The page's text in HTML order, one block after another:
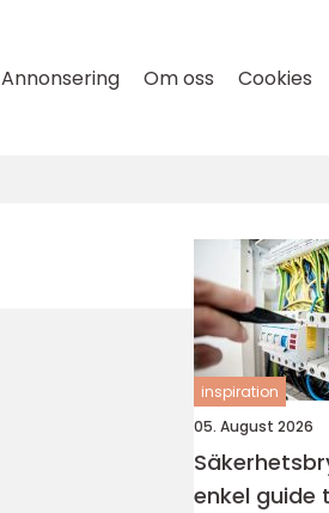
Annonsering Om oss Cookies
inspiration
05. August 2026
enkel guide